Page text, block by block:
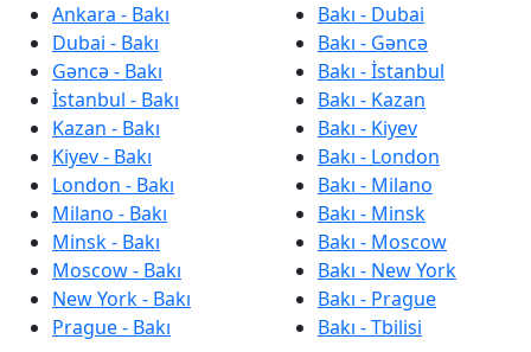
Ankara - Bakı
Dubai - Bakı
Gəncə - Bakı
İstanbul - Bakı
Kazan - Bakı
Kiyev - Bakı
London - Bakı
Milano - Bakı
Minsk - Bakı
Moscow - Bakı
New York - Bakı
Prague - Bakı
Bakı - Dubai
Bakı - Gəncə
Bakı - İstanbul
Bakı - Kazan
Bakı - Kiyev
Bakı - London
Bakı - Milano
Bakı - Minsk
Bakı - Moscow
Bakı - New York
Bakı - Prague
Bakı - Tbilisi